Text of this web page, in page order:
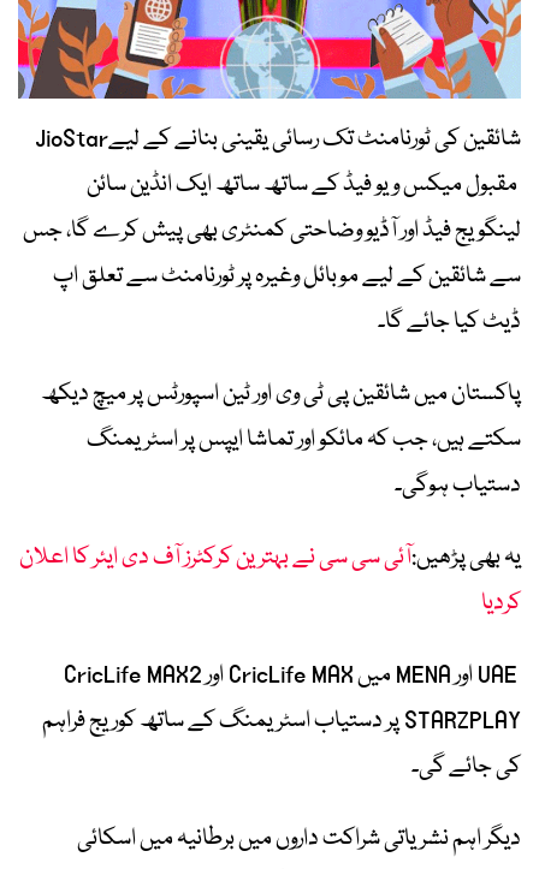
شائقین کی ٹورنامنٹ تک رسائی یقینی بنانے کے لیےJioStar
مقبول میکس ویو فیڈ کے ساتھ ساتھ ایک انڈین سائن
لینگویج فیڈ اور آڈیو وضاحتی کمنٹری بھی پیش کرے گا، جس
سے شائقین کے لیے موبائل وغیرہ پر ٹورنامنٹ سے تعلق اپ
ڈیٹ کیا جائے گا۔
پاکستان میں شائقین پی ٹی وی اور ٹین اسپورٹس پر میچ دیکھ
سکتے ہیں، جب کہ مائکو اور تماشا ایپس پر اسٹریمنگ
دستیاب ہوگی۔
یہ بھی پڑھیں:آئی سی سی نے بہترین کرکٹرز آف دی ایئر کا اعلان
کردیا
UAE اور MENA میں CricLife MAX اور CricLife MAX2
STARZPLAY پر دستیاب اسٹریمنگ کے ساتھ کوریج فراہم
کی جائے گی۔
دیگر اہم نشریاتی شراکت داروں میں برطانیہ میں اسکائی